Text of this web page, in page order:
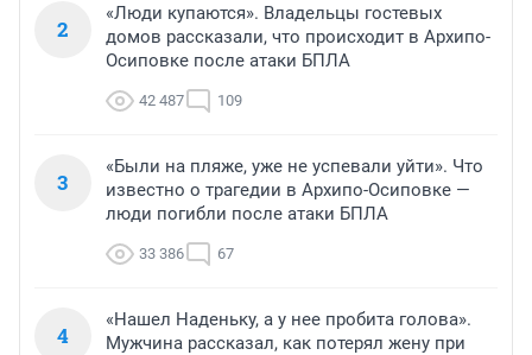
2
«Люди купаются». Владельцы гостевых
домов рассказали, что происходит в Архипо-
Осиповке после атаки БПЛА
42 487 109
3
«Были на пляже, уже не успевали уйти». Что
известно о трагедии в Архипо-Осиповке —
люди погибли после атаки БПЛА
33 386 67
4
«Нашел Наденьку, а у нее пробита голова».
Мужчина рассказал, как потерял жену при